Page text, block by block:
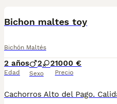
Bichon maltes toy
Bichón Maltés
2 años
Edad
2 2
Sexo
1000 €
Precio